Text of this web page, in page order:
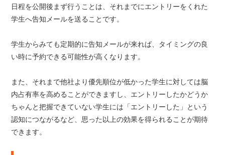
日程を公開後まず行うことは、それまでにエントリーをくれた
学生へ告知メールを送ることです。
学生からみても定期的に告知メールが来れば、タイミングの良
い時に予約できる可能性が高くなります。
また、それまで他社より優先順位が低かった学生に対しては脳
内占有率を高めることができますし、エントリーしたかどうか
ちゃんと把握できていない学生には「エントリーした」という
認知につながるなど、思った以上の効果を得られることが期待
できます。